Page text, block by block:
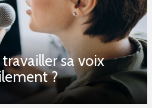
sa voix
?